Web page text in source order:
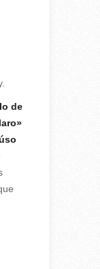
de